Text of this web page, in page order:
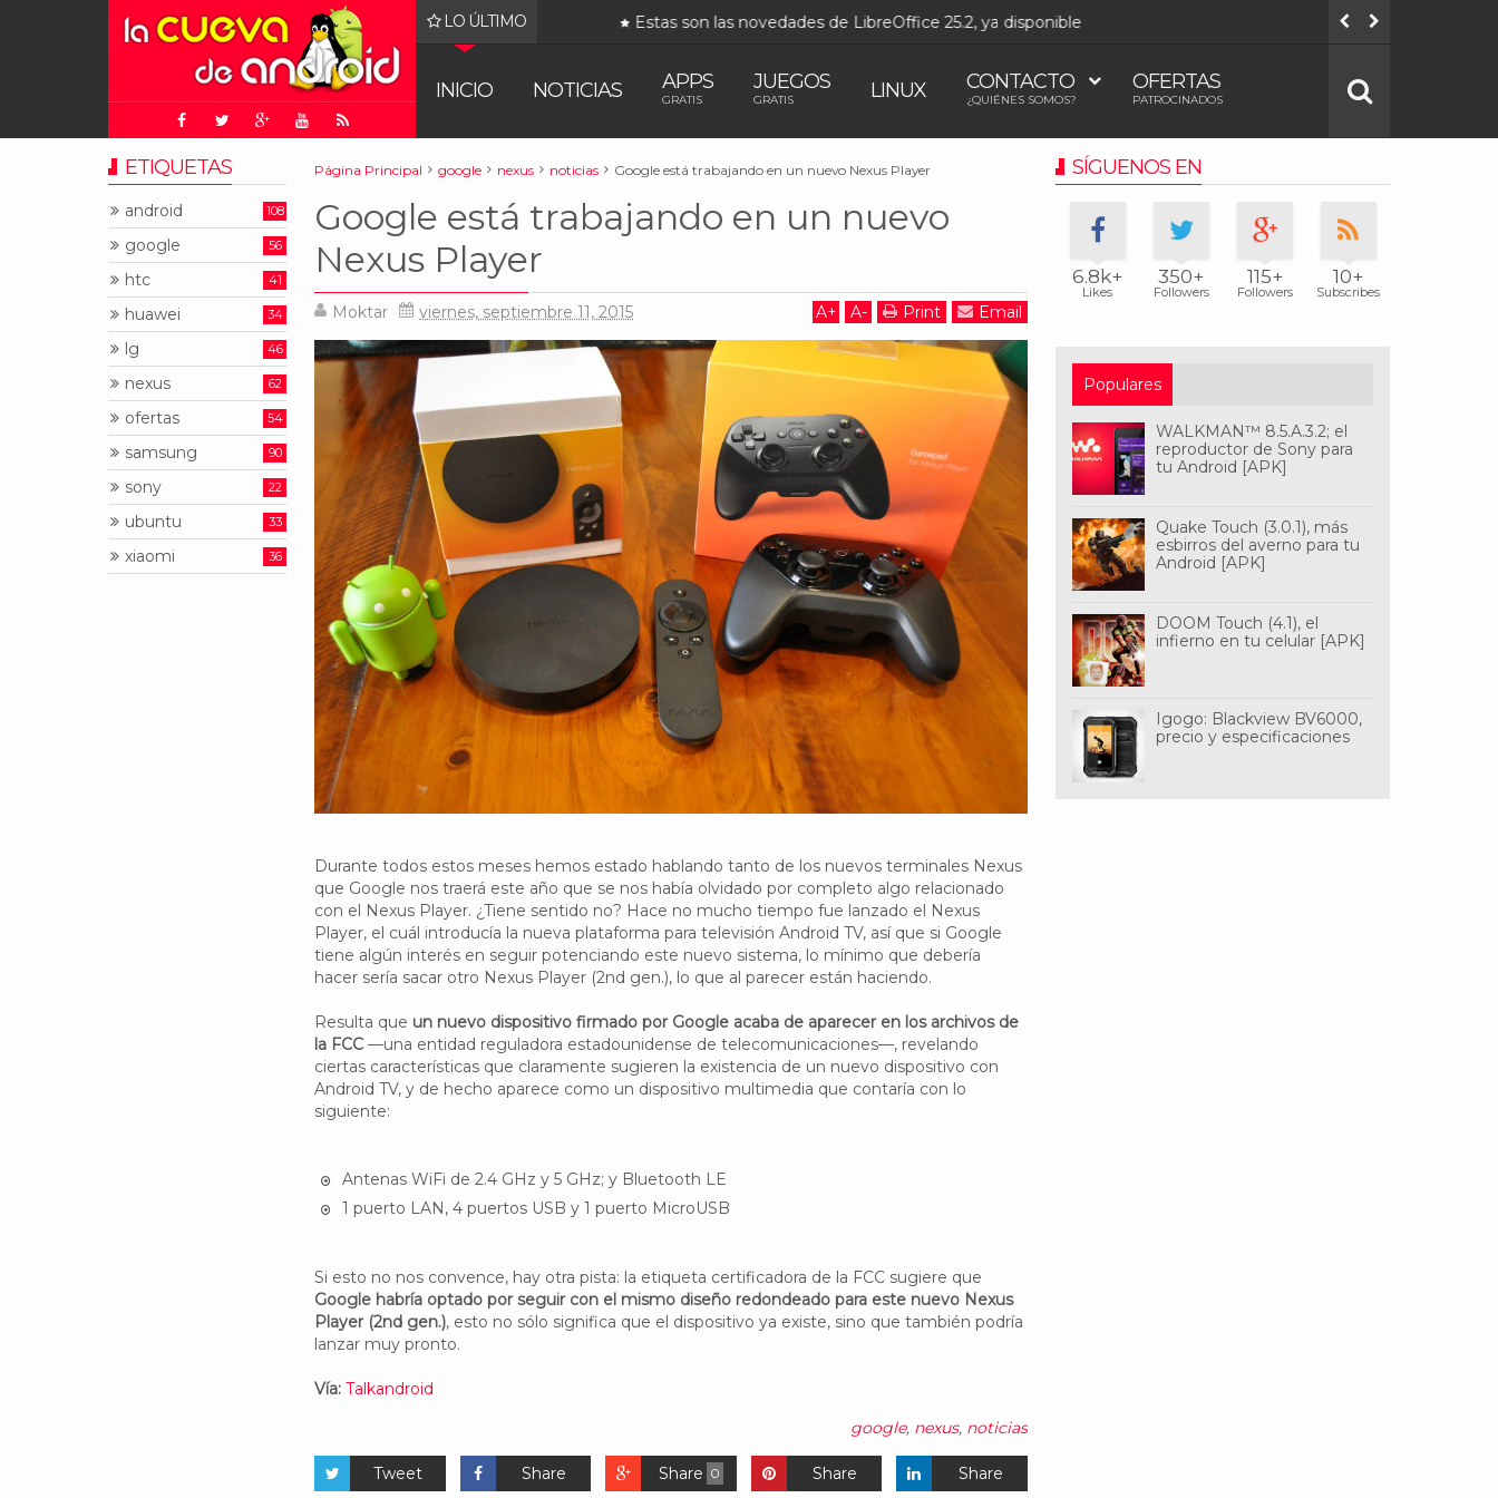
LO ÚLTIMO
juez ordena que Chrome sea puesto a la venta Estas son las novedades de LibreOffice 25.2, ya disponible
INICIO NOTICIAS APPS
GRATIS
JUEGOS
GRATIS LINUX CONTACTO
¿QUIÉNES SOMOS?
OFERTAS
PATROCINADOS
Página Principal google nexus noticias Google está trabajando en un nuevo Nexus Player
Google está trabajando en un nuevo
Nexus Player
Moktar viernes, septiembre 11, 2015 A+ A- Print Email
Durante todos estos meses hemos estado hablando tanto de los nuevos terminales Nexus
que Google nos traerá este año que se nos había olvidado por completo algo relacionado
con el Nexus Player. ¿Tiene sentido no? Hace no mucho tiempo fue lanzado el Nexus
Player, el cuál introducía la nueva plataforma para televisión Android TV, así que si Google
tiene algún interés en seguir potenciando este nuevo sistema, lo mínimo que debería
hacer sería sacar otro Nexus Player (2nd gen.), lo que al parecer están haciendo.
Resulta que un nuevo dispositivo firmado por Google acaba de aparecer en los archivos de
la FCC —una entidad reguladora estadounidense de telecomunicaciones—, revelando
ciertas características que claramente sugieren la existencia de un nuevo dispositivo con
Android TV, y de hecho aparece como un dispositivo multimedia que contaría con lo
siguiente:
Antenas WiFi de 2.4 GHz y 5 GHz; y Bluetooth LE
1 puerto LAN, 4 puertos USB y 1 puerto MicroUSB
Si esto no nos convence, hay otra pista: la etiqueta certificadora de la FCC sugiere que
Google habría optado por seguir con el mismo diseño redondeado para este nuevo Nexus
Player (2nd gen.), esto no sólo significa que el dispositivo ya existe, sino que también podría
lanzar muy pronto.
Vía: Talkandroid
google, nexus, noticias
Tweet Share 0
Share Share Share
SÍGUENOS EN
6.8k+
Likes
350+
Followers
115+
Followers
10+
Subscribes
Populares
WALKMAN™ 8.5.A.3.2; el
reproductor de Sony para
tu Android [APK]
Quake Touch (3.0.1), más
esbirros del averno para tu
Android [APK]
DOOM Touch (4.1), el
infierno en tu celular [APK]
Igogo: Blackview BV6000,
precio y especificaciones
ETIQUETAS
android 108
google 56
htc 41
huawei 34
lg 46
nexus 62
ofertas 54
samsung 90
sony 22
ubuntu 33
xiaomi 36